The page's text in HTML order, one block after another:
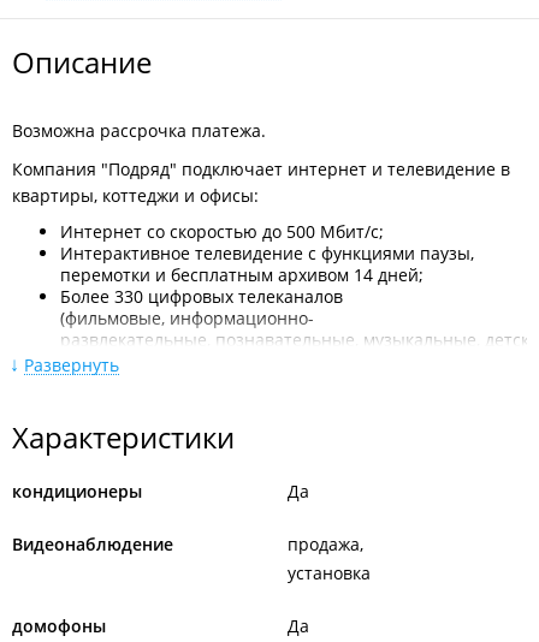
Описание
Возможна рассрочка платежа.
Компания "Подряд" подключает интернет и телевидение в
квартиры, коттеджи и офисы:
Интернет со скоростью до 500 Мбит/с;
Интерактивное телевидение с функциями паузы,
перемотки и бесплатным архивом 14 дней;
Более 330 цифровых телеканалов
(фильмовые, информационно-
развлекательные, познавательные, музыкальные,
спортивные, каналы для взрослых (по запросу);
Установка и продажа кондиционеров в летний период.
Подключение 7 дней в неделю бесплатно. Специальные
условия подключения и тарифы для льготных категорий
2025 год
Тепло и поддержка: «Подряд» помог создать атмосферу
Развернуть
Характеристики
кондиционеры Да
Видеонаблюдение
продажа
установка
домофоны Да